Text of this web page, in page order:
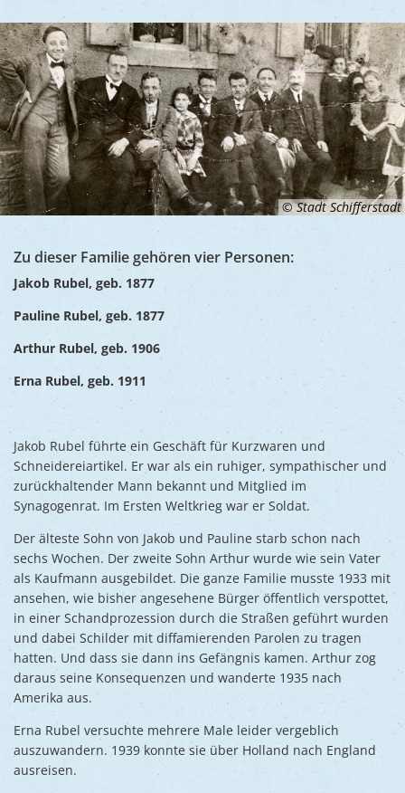
Ukraine
Wir als
Ernst-
Bauen,
© Stadt Schifferstadt
Zu dieser Familie gehören vier Personen:
Jakob Rubel, geb. 1877
Pauline Rubel, geb. 1877
Arthur Rubel, geb. 1906
Erna Rubel, geb. 1911
Jakob Rubel führte ein Geschäft für Kurzwaren und
Schneidereiartikel. Er war als ein ruhiger, sympathischer und
zurückhaltender Mann bekannt und Mitglied im
Synagogenrat. Im Ersten Weltkrieg war er Soldat.
Der älteste Sohn von Jakob und Pauline starb schon nach
sechs Wochen. Der zweite Sohn Arthur wurde wie sein Vater
als Kaufmann ausgebildet. Die ganze Familie musste 1933 mit
ansehen, wie bisher angesehene Bürger öffentlich verspottet,
in einer Schandprozession durch die Straßen geführt wurden
und dabei Schilder mit diffamierenden Parolen zu tragen
hatten. Und dass sie dann ins Gefängnis kamen. Arthur zog
daraus seine Konsequenzen und wanderte 1935 nach
Amerika aus.
Erna Rubel versuchte mehrere Male leider vergeblich
auszuwandern. 1939 konnte sie über Holland nach England
ausreisen.